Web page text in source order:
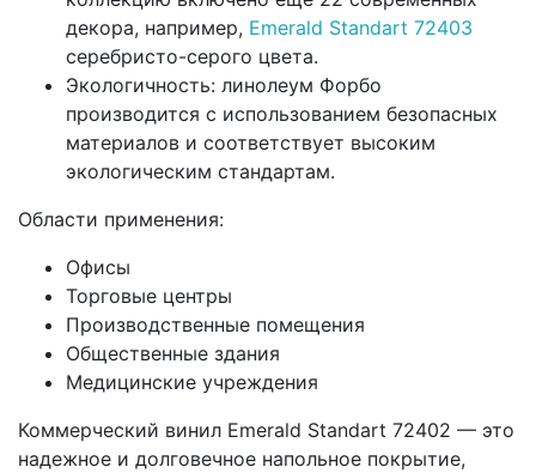
декора, например, Emerald Standart 72403
серебристо-серого цвета.
Экологичность: линолеум Форбо
производится с использованием безопасных
материалов и соответствует высоким
экологическим стандартам.
Области применения:
Офисы
Торговые центры
Производственные помещения
Общественные здания
Медицинские учреждения
Коммерческий винил Emerald Standart 72402 — это
надежное и долговечное напольное покрытие,